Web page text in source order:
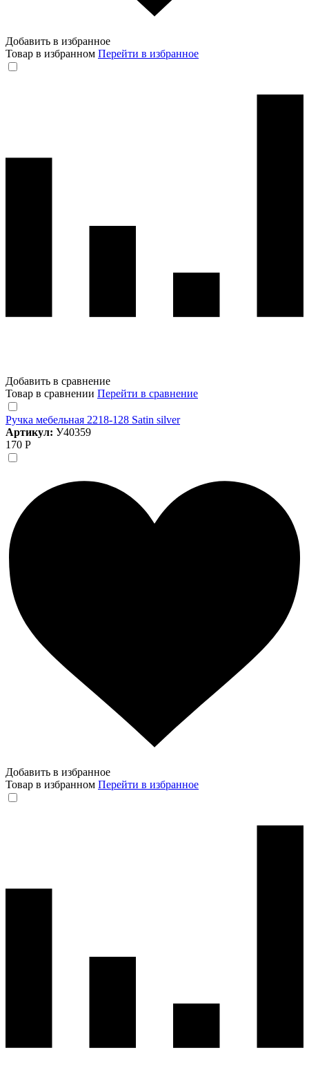
Добавить в избранное
Товар в избранном Перейти в избранное
Добавить в сравнение
Товар в сравнении Перейти в сравнение
Ручка мебельная 2218-128 Satin silver
Артикул: У40359
170 Р
Добавить в избранное
Товар в избранном Перейти в избранное